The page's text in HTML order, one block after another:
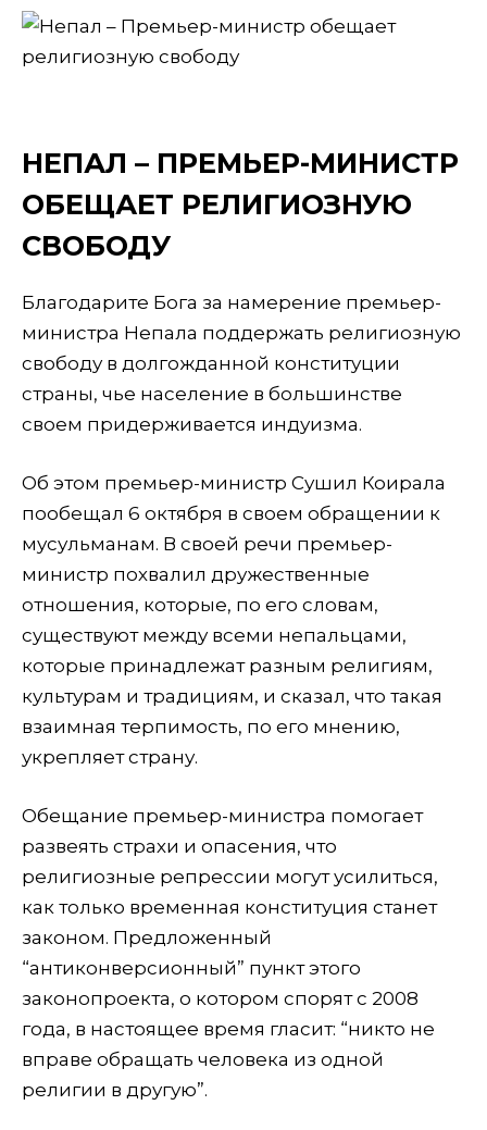
НЕПАЛ – ПРЕМЬЕР-МИНИСТР
ОБЕЩАЕТ РЕЛИГИОЗНУЮ
СВОБОДУ
Благодарите Бога за намерение премьер-
министра Непала поддержать религиозную
свободу в долгожданной конституции
страны, чье население в большинстве
своем придерживается индуизма.
Об этом премьер-министр Сушил Коирала
пообещал 6 октября в своем обращении к
мусульманам. В своей речи премьер-
министр похвалил дружественные
отношения, которые, по его словам,
существуют между всеми непальцами,
которые принадлежат разным религиям,
культурам и традициям, и сказал, что такая
взаимная терпимость, по его мнению,
укрепляет страну.
Обещание премьер-министра помогает
развеять страхи и опасения, что
религиозные репрессии могут усилиться,
как только временная конституция станет
законом. Предложенный
“антиконверсионный” пункт этого
законопроекта, о котором спорят с 2008
года, в настоящее время гласит: “никто не
вправе обращать человека из одной
религии в другую”.